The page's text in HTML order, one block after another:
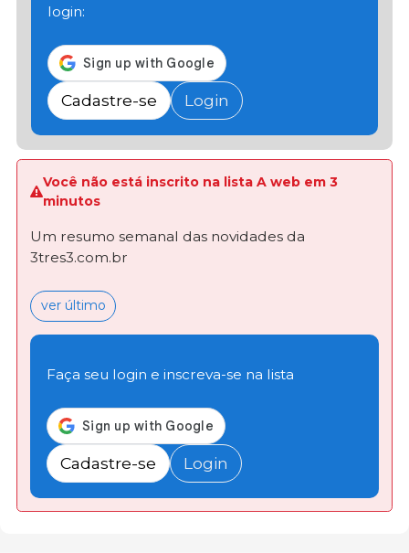
login:
Cadastre-se Login
Você não está inscrito na lista A web em 3
minutos
Um resumo semanal das novidades da
3tres3.com.br
ver último
Faça seu login e inscreva-se na lista
Cadastre-se Login